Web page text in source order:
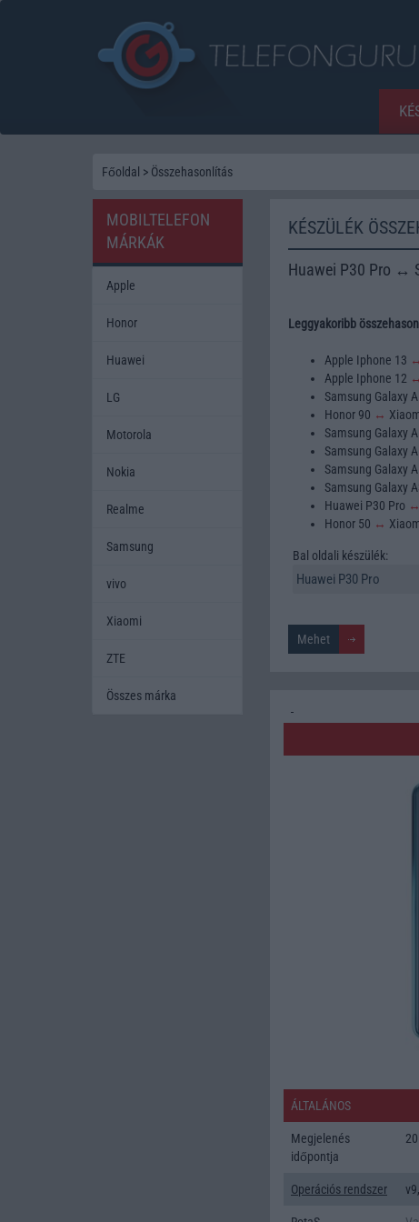
Főoldal > Összehasonlítás
KÉSZÜLÉK
Huawei P30 Pro ↔
Leggyakoribb
Apple Iphone 13 ↔
Apple Iphone 12 ↔
Samsung Galaxy
Honor 90 ↔
Samsung Galaxy
Samsung Galaxy
Samsung Galaxy
Samsung Galaxy
Huawei P30 Pro ↔
Honor 50 ↔
Bal oldali készülék:
ÁLTALÁNOS
Megjelenés
időpontja
Operációs rendszer
MOBILTELEFON
MÁRKÁK
Apple
Honor
Huawei
LG
Motorola
Nokia
Realme
Samsung
vivo
Xiaomi
ZTE
Összes márka